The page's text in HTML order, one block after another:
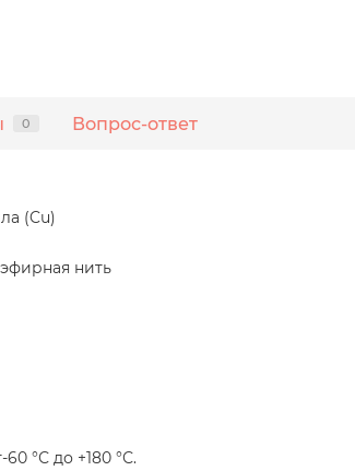
0 Вопрос-ответ
(Cu)
нить
°С до +180 °С.